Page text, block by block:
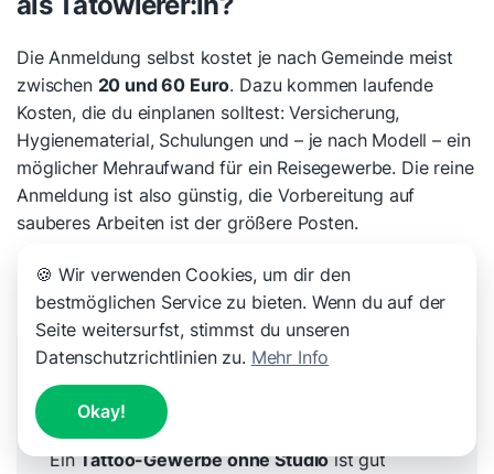
Die Anmeldung selbst kostet je nach Gemeinde meist
zwischen 20 und 60 Euro. Dazu kommen laufende
Kosten, die du einplanen solltest: Versicherung,
Hygienematerial, Schulungen und – je nach Modell – ein
möglicher Mehraufwand für ein Reisegewerbe. Die reine
Anmeldung ist also günstig, die Vorbereitung auf
sauberes Arbeiten ist der größere Posten.
Christian
Gründer von shoperate
EinTattoo-Gewerbe ohne Studioist gut
🍪 Wir verwenden Cookies, um dir den
bestmöglichen Service zu bieten. Wenn du auf der
Seite weitersurfst, stimmst du unseren
Datenschutzrichtlinien zu. Mehr Info
Okay!